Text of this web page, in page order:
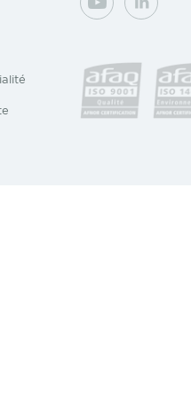
YouTubeLinkedIn